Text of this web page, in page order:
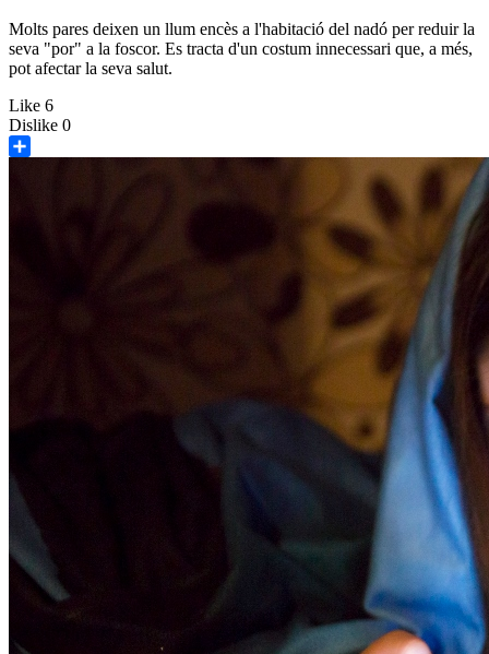
Molts pares deixen un llum encès a l'habitació del nadó per reduir la
seva "por" a la foscor. Es tracta d'un costum innecessari que, a més,
pot afectar la seva salut.
Like 6
Dislike 0